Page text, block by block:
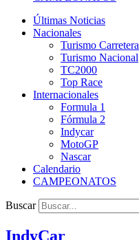
Últimas Noticias
Nacionales
Turismo Carretera
Turismo Nacional
TC2000
Top Race
Internacionales
Formula 1
Fórmula 2
Indycar
MotoGP
Nascar
Calendario
CAMPEONATOS
Buscar
IndyCar